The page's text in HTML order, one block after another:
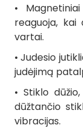
•
reaguoja, kai
vartai.
• Judesio
judėjimą
• Stiklo
dūžtančio
vibracijas.